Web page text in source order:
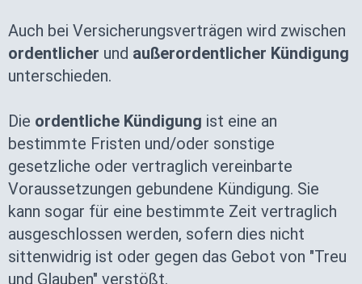
Auch bei Versicherungsverträgen wird zwischen
ordentlicher und außerordentlicher Kündigung
unterschieden.
Die ordentliche Kündigung ist eine an
bestimmte Fristen und/oder sonstige
gesetzliche oder vertraglich vereinbarte
Voraussetzungen gebundene Kündigung. Sie
kann sogar für eine bestimmte Zeit vertraglich
ausgeschlossen werden, sofern dies nicht
sittenwidrig ist oder gegen das Gebot von "Treu
und Glauben" verstößt.